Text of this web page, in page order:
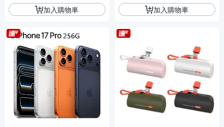
加入購物車 加入購物車